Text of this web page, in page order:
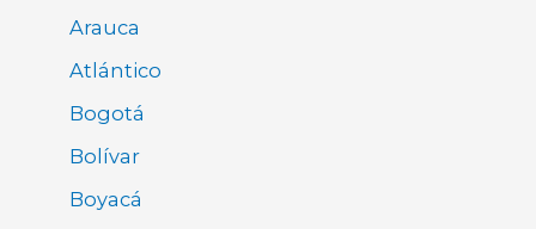
Arauca
Atlántico
Bogotá
Bolívar
Boyacá